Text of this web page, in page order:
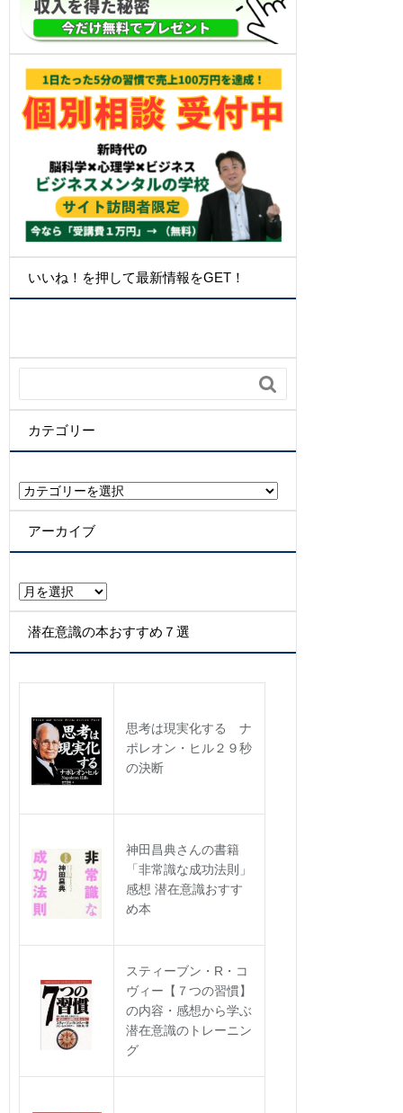
いいね！を押して最新情報をGET！

カテゴリー
カ
テ
ゴ
リ
アーカイブ
ア
ー
カ
イ
潜在意識の本おすすめ７選
思考は現実化する ナ
ポレオン・ヒル２９秒
の決断
神田昌典さんの書籍
「非常識な成功法則」
感想 潜在意識おすす
め本
スティーブン・R・コ
ヴィー【７つの習慣】
の内容・感想から学ぶ
潜在意識のトレーニン
グ